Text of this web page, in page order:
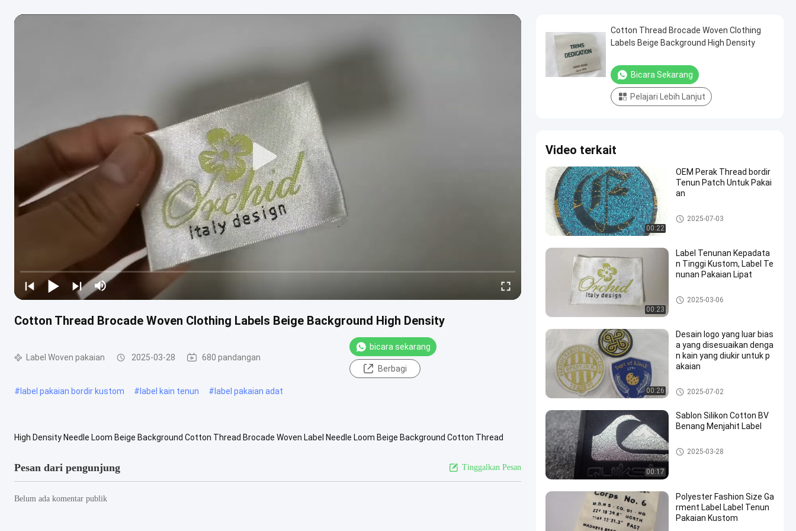
Cotton Thread Brocade Woven Clothing Labels Beige Background High Density
Label Woven pakaian 2025-03-28 680 pandangan
bicara sekarang
Berbagi
#label pakaian bordir kustom #label kain tenun #label pakaian adat
High Density Needle Loom Beige Background Cotton Thread Brocade Woven Label Needle Loom Beige Background Cotton Thread
Pesan dari pengunjung Tinggalkan Pesan
Belum ada komentar publik
Cotton Thread Brocade Woven Clothing
Labels Beige Background High Density
Bicara Sekarang
Pelajari Lebih Lanjut
Video terkait
00:22
OEM Perak Thread bordir
Tenun Patch Untuk Pakai
an
Label Woven pakaian
2025-07-03
00:23
Label Tenunan Kepadata
n Tinggi Kustom, Label Te
nunan Pakaian Lipat
Label Woven pakaian
2025-03-06
00:26
Desain logo yang luar bias
a yang disesuaikan denga
n kain yang diukir untuk p
akaian
Label Woven pakaian
2025-07-02
00:17
Sablon Silikon Cotton BV
Benang Menjahit Label
Label Woven pakaian
2025-03-28
Polyester Fashion Size Ga
rment Label Label Tenun
Pakaian Kustom